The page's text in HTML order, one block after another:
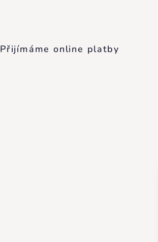
Přijímáme online platby